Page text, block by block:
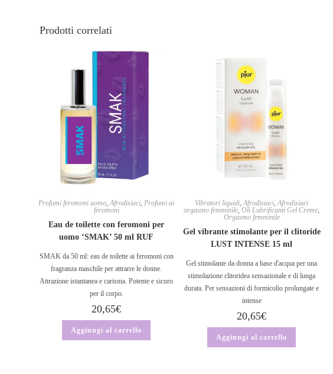
Prodotti correlati
Profumi feromoni uomo,Afrodisiaci,Profumi ai
feromoni
Eau de toilette con feromoni per
uomo ‘SMAK’ 50 ml RUF
SMAK da 50 ml: eau de toilette ai feromoni con
fragranza maschile per attrarre le donne.
Attrazione istantanea e carisma. Potente e sicuro
per il corpo.
20,65€
Aggiungi al carrello
Vibratori liquidi,Afrodisiaci,Afrodisiaci
orgasmo femminile,Oli Lubrificanti Gel Creme,
Orgasmo femminile
Gel vibrante stimolante per il clitoride
LUST INTENSE 15 ml
Gel stimolante da donna a base d'acqua per una
stimolazione clitoridea sensazionale e di lunga
durata. Per sensazioni di formicolio prolungate e
intense
20,65€
Aggiungi al carrello